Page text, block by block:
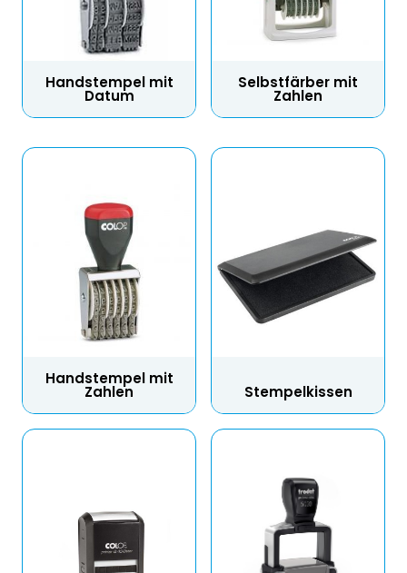
Handstempel mit
Datum
Selbstfärber mit
Zahlen
Handstempel mit
Zahlen Stempelkissen